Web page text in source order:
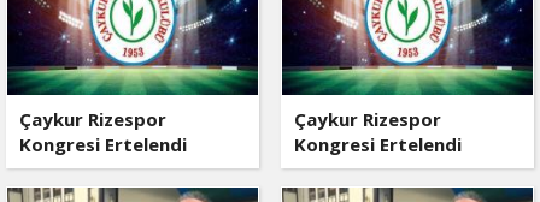
Çaykur Rizespor
Kongresi Ertelendi
Çaykur Rizespor
Kongresi Ertelendi